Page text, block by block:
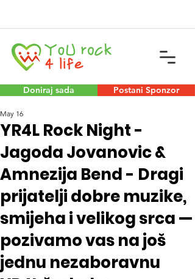
Doniraj sada Postani Sponzor
YR4L Rock Night -
Jagoda Jovanovic &
Amnezija Bend - Dragi
prijatelji dobre muzike,
smijeha i velikog srca —
pozivamo vas na još
jednu nezaboravnu
May 16